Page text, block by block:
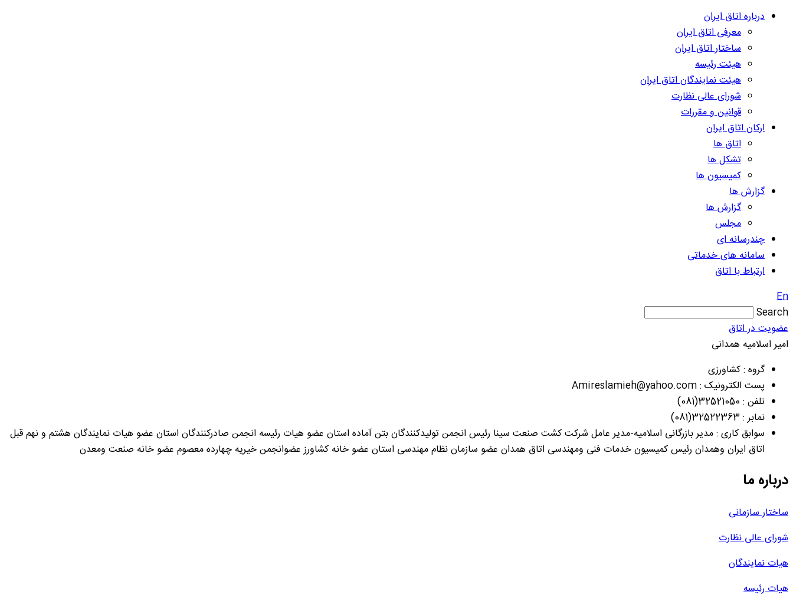
درباره اتاق ایران
معرفی اتاق ایران
ساختار اتاق ایران
هیئت رئیسه
هیئت نمایندگان اتاق ایران
شورای عالی نظارت
قوانین و مقررات
ارکان اتاق ایران
اتاق ها
تشکل ها
کمیسیون ها
گزارش ها
گزارش ها
مجلس
چندرسانه ای
سامانه های خدماتی
ارتباط با اتاق
En
Search
عضویت در اتاق
امیر اسلامیه همدانی
گروه : کشاورزی
پست الکترونیک : Amireslamieh@yahoo.com
تلفن : 32521050(081)
نمابر : 32522363(081)
سوابق کاری : مدیر بازرگانی اسلامیه-مدیر عامل شرکت کشت صنعت سینا رئیس انجمن تولیدکنندگان بتن آماده استان عضو هیات رئیسه انجمن صادرکنندگان استان عضو هیات نمایندگان هشتم و نهم قبل
اتاق ایران وهمدان رئیس کمیسیون خدمات فنی ومهندسی اتاق همدان عضو سازمان نظام مهندسی استان عضو خانه کشاورز عضوانجمن خیریه چهارده معصوم عضو خانه صنعت ومعدن
درباره ما
ساختار سازمانی
شورای عالی نظارت
هیات نمایندگان
هیات رئیسه